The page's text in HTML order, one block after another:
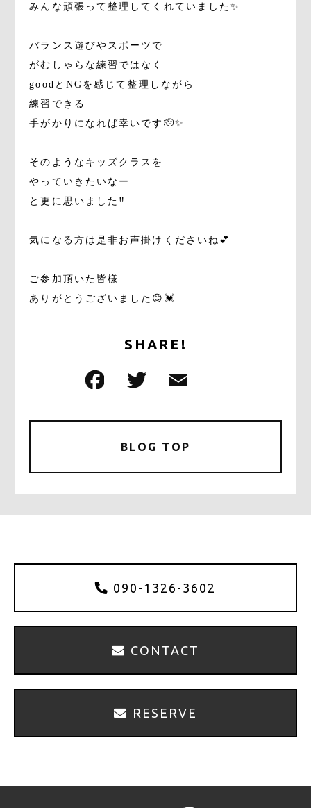
みんな頑張って整理してくれていました✨
バランス遊びやスポーツで
がむしゃらな練習ではなく
goodとNGを感じて整理しながら
練習できる
手がかりになれば幸いです🫡✨
そのようなキッズクラスを
やっていきたいなー
と更に思いました‼️
気になる方は是非お声掛けくださいね💕
ご参加頂いた皆様
ありがとうございました😊💓
SHARE!
c
b
o
o
it
te
r
ai
BLOG TOP
090-1326-3602
CONTACT
RESERVE